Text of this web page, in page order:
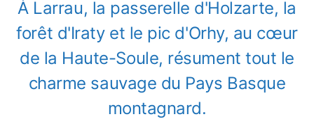
À Larrau, la passerelle d'Holzarte, la
forêt d'Iraty et le pic d'Orhy, au cœur
de la Haute-Soule, résument tout le
charme sauvage du Pays Basque
montagnard.